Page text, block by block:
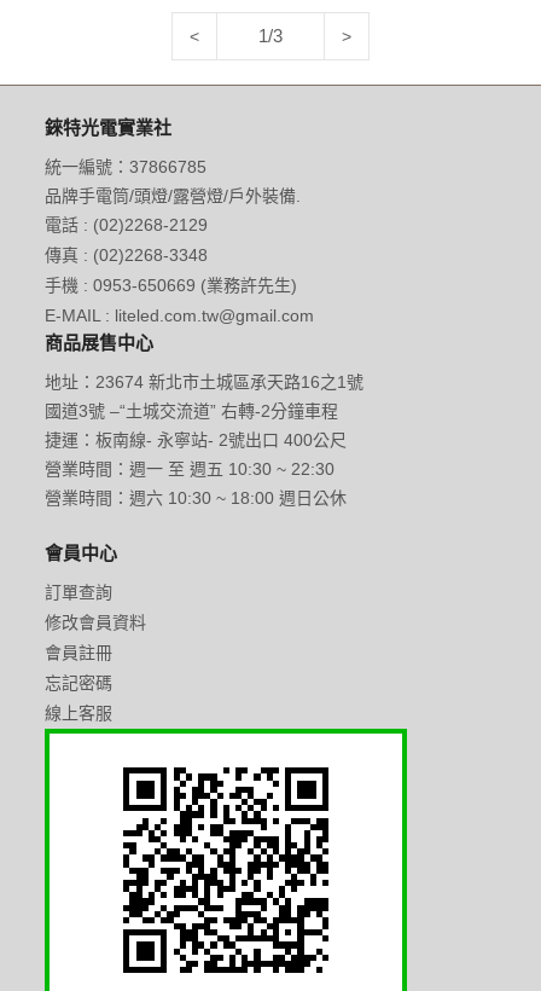
< 1/3 >
錸特光電實業社
統一編號：37866785
品牌手電筒/頭燈/露營燈/戶外裝備.
電話 : (02)2268-2129
傳真 : (02)2268-3348
手機 : 0953-650669 (業務許先生)
E-MAIL : liteled.com.tw@gmail.com
商品展售中心
地址：23674 新北市土城區承天路16之1號
國道3號 –“土城交流道” 右轉-2分鐘車程
捷運：板南線- 永寧站- 2號出口 400公尺
營業時間：週一 至 週五 10:30 ~ 22:30
營業時間：週六 10:30 ~ 18:00 週日公休
會員中心
訂單查詢
修改會員資料
會員註冊
忘記密碼
線上客服